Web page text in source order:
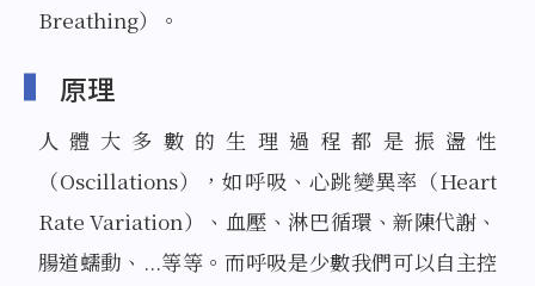
Breathing）。
原理
人體大多數的生理過程都是振盪性
（Oscillations），如呼吸、心跳變異率（Heart
Rate Variation）、血壓、淋巴循環、新陳代謝、
腸道蠕動、...等等。而呼吸是少數我們可以自主控